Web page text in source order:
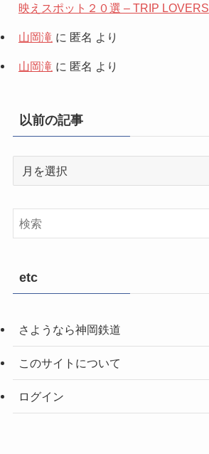
映えスポット２０選 – TRIP LOVERS
山岡滝 に 匿名 より
山岡滝 に 匿名 より
以前の記事
記
etc
さようなら神岡鉄道
このサイトについて
ログイン